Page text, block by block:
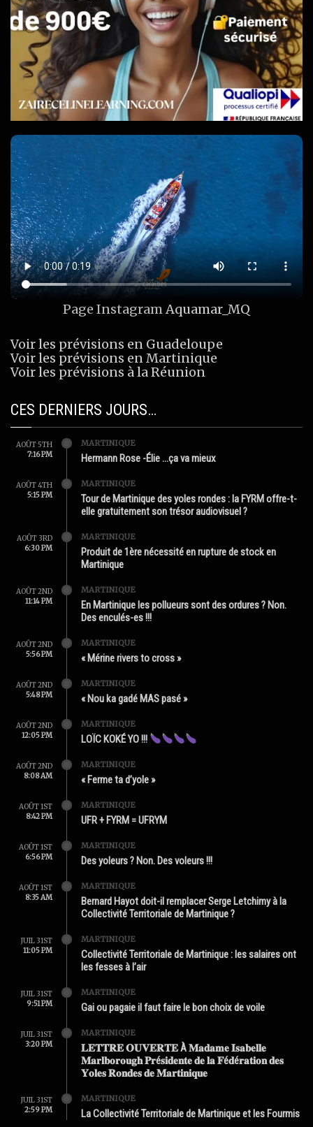
Page Instagram Aquamar_MQ
Voir les prévisions en Guadeloupe
Voir les prévisions en Martinique
Voir les prévisions à la Réunion
CES DERNIERS JOURS…
AOÛT 5TH
7:16 PM
MARTINIQUE
Hermann Rose -Élie …ça va mieux
AOÛT 4TH
5:15 PM
MARTINIQUE
Tour de Martinique des yoles rondes : la FYRM offre-t-
elle gratuitement son trésor audiovisuel ?
AOÛT 3RD
6:30 PM
MARTINIQUE
Produit de 1ère nécessité en rupture de stock en
Martinique
AOÛT 2ND
11:14 PM
MARTINIQUE
En Martinique les pollueurs sont des ordures ? Non.
Des enculés-es !!!
AOÛT 2ND
5:56 PM
MARTINIQUE
« Mérine rivers to cross »
AOÛT 2ND
5:48 PM
MARTINIQUE
« Nou ka gadé MAS pasé »
AOÛT 2ND
12:05 PM
MARTINIQUE
LOÏC KOKÉ YO !!!
AOÛT 2ND
8:08 AM
MARTINIQUE
« Ferme ta d’yole »
AOÛT 1ST
8:42 PM
MARTINIQUE
UFR + FYRM = UFRYM
AOÛT 1ST
6:56 PM
MARTINIQUE
Des yoleurs ? Non. Des voleurs !!!
AOÛT 1ST
8:35 AM
MARTINIQUE
Bernard Hayot doit-il remplacer Serge Letchimy à la
Collectivité Territoriale de Martinique ?
JUIL 31ST
11:05 PM
MARTINIQUE
Collectivité Territoriale de Martinique : les salaires ont
les fesses à l’air
JUIL 31ST
9:51 PM
MARTINIQUE
Gai ou pagaie il faut faire le bon choix de voile
JUIL 31ST
3:20 PM
MARTINIQUE
𝐋𝐄𝐓𝐓𝐑𝐄 𝐎𝐔𝐕𝐄𝐑𝐓𝐄 À 𝐌𝐚𝐝𝐚𝐦𝐞 𝐈𝐬𝐚𝐛𝐞𝐥𝐥𝐞
𝐌𝐚𝐫𝐥𝐛𝐨𝐫𝐨𝐮𝐠𝐡 𝐏𝐫é𝐬𝐢𝐝𝐞𝐧𝐭𝐞 𝐝𝐞 𝐥𝐚 𝐅é𝐝é𝐫𝐚𝐭𝐢𝐨𝐧 𝐝𝐞𝐬
𝐘𝐨𝐥𝐞𝐬 𝐑𝐨𝐧𝐝𝐞𝐬 𝐝𝐞 𝐌𝐚𝐫𝐭𝐢𝐧𝐢𝐪𝐮𝐞
JUIL 31ST
2:59 PM
MARTINIQUE
La Collectivité Territoriale de Martinique et les Fourmis